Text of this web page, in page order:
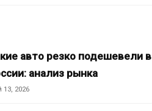
авто резко подешевели в
анализ рынка
13, 2026